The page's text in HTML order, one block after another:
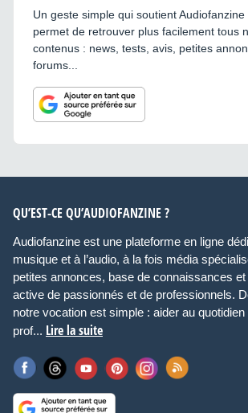
Un geste simple qui soutient Audiofanzine
permet de retrouver plus facilement tous
contenus : news, tests, avis, petites
forums...
QU’EST-CE QU’AUDIOFANZINE ?
Audiofanzine est une plateforme en ligne
musique et à l’audio, à la fois média
petites annonces, base de connaissances
active de passionnés et de professionnels.
notre vocation est simple : aider au
prof... Lire la suite